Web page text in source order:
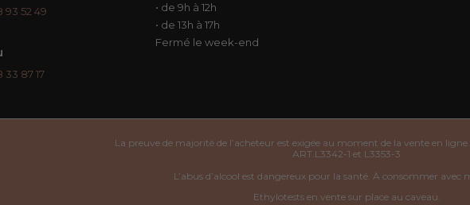
93 52 49
33 87 17
• de 9h à 12h
• de 13h à 17h
Fermé le week-end
La preuve de majorité de l’acheteur est exigée au moment de la vente en
ART.L3342-1 et L3353-3
L’abus d’alcool est dangereux pour la santé. À consommer avec
Ethylotests en vente sur place au caveau.